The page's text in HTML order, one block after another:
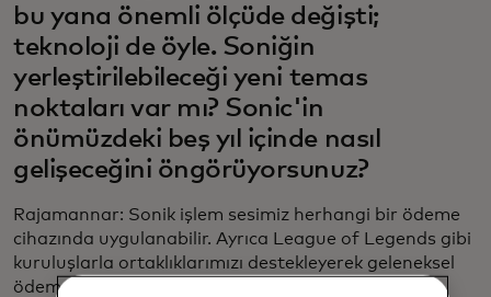
bu yana önemli ölçüde değişti;
teknoloji de öyle. Soniğin
yerleştirilebileceği yeni temas
noktaları var mı? Sonic'in
önümüzdeki beş yıl içinde nasıl
gelişeceğini öngörüyorsunuz?
Rajamannar: Sonik işlem sesimiz herhangi bir ödeme
cihazında uygulanabilir. Ayrıca League of Legends gibi
kuruluşlarla ortaklıklarımızı destekleyerek geleneksel
ödemelerin ötesine geçip oyun içi satın alma gibi